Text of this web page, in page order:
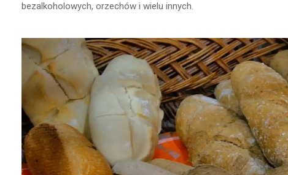
bezalkoholowych, orzechów i wielu innych.